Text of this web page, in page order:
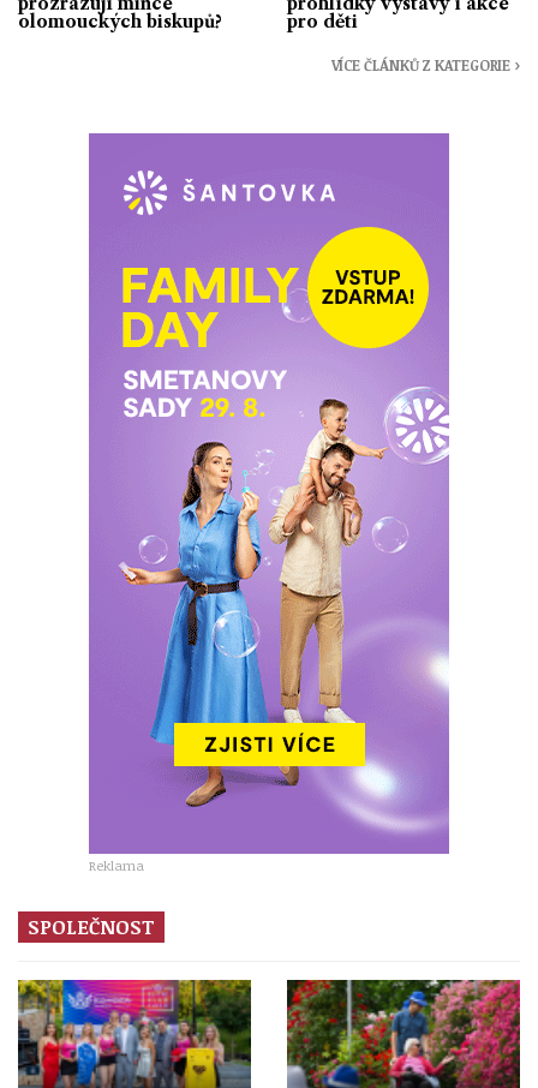
olomouckých biskupů?
pro děti
VÍCE ČLÁNKŮ Z KATEGORIE ›
Reklama
SPOLEČNOST